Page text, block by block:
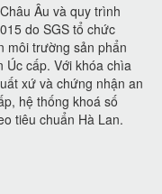
Âu và quy trình
do SGS tổ chức
môi trường sản phẩn
Úc cấp. Với khóa chìa
xứ và chứng nhận an
hệ thống khoá số
tiêu chuẩn Hà Lan.